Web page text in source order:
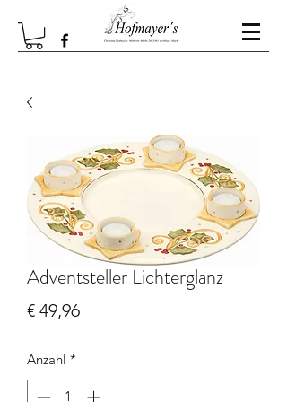
Adventsteller Lichterglanz
€ 49,96Preis
Anzahl *